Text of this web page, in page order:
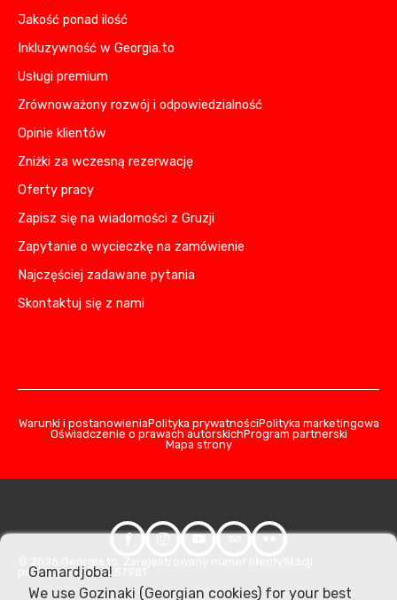
Jakość ponad ilość
Inkluzywność w Georgia.to
Usługi premium
Zrównoważony rozwój i odpowiedzialność
Opinie klientów
Zniżki za wczesną rezerwację
Oferty pracy
Zapisz się na wiadomości z Gruzji
Zapytanie o wycieczkę na zamówienie
Najczęściej zadawane pytania
Skontaktuj się z nami
Warunki i postanowieniaPolityka prywatnościPolityka marketingowa
Oświadczenie o prawach autorskichProgram partnerski
Mapa strony
podatkowej: 406357981
Gamardjoba!
We use Gozinaki (Georgian cookies) for your best